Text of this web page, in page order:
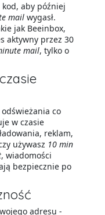
kod, aby później
mailwygasł.
jak Beeinbox,
aktywny przez 30
mail, tylko o
co
w czasie
reklam,
używasz 10 min
, wiadomości
bezpiecznie po
adresu -